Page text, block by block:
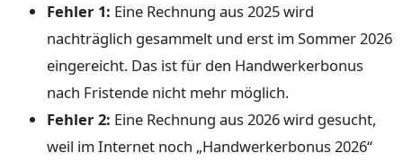
Fehler 1: Eine Rechnung aus 2025 wird
nachträglich gesammelt und erst im Sommer 2026
eingereicht. Das ist für den Handwerkerbonus
nach Fristende nicht mehr möglich.
Fehler 2: Eine Rechnung aus 2026 wird gesucht,
weil im Internet noch „Handwerkerbonus 2026“